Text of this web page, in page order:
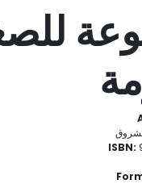
ISBN: